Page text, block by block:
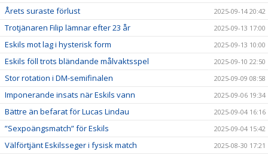
Årets suraste förlust 2025-09-14 20:42
Trotjänaren Filip lämnar efter 23 år 2025-09-13 17:00
Eskils mot lag i hysterisk form 2025-09-13 10:00
Eskils föll trots bländande målvaktsspel 2025-09-10 22:50
Stor rotation i DM-semifinalen 2025-09-09 08:58
Imponerande insats när Eskils vann 2025-09-06 19:34
Bättre än befarat för Lucas Lindau 2025-09-04 16:16
”Sexpoängsmatch” för Eskils 2025-09-04 15:42
Välförtjänt Eskilsseger i fysisk match 2025-08-30 17:21